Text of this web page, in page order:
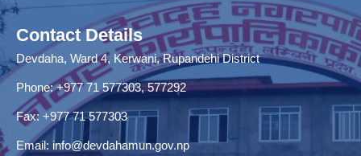
Contact Details
Devdaha, Ward 4, Kerwani, Rupandehi District
Phone: +977 71 577303, 577292
Fax: +977 71 577303
Email: info@devdahamun.gov.np